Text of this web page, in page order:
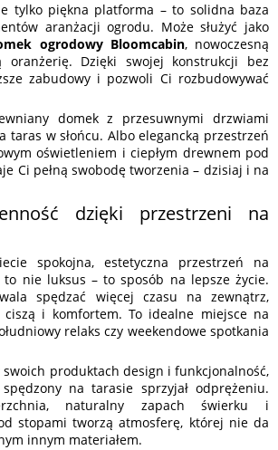
tylko piękna platforma – to solidna baza
aranżacji ogrodu. Może służyć jako
ogrodowy Bloomcabin, nowoczesną
oranżerię. Dzięki swojej konstrukcji bez
zabudowy i pozwoli Ci rozbudowywać
domek z przesuwnymi drzwiami
taras w słońcu. Albo elegancką przestrzeń
oświetleniem i ciepłym drewnem pod
Ci pełną swobodę tworzenia – dzisiaj i na
dzięki przestrzeni na
spokojna, estetyczna przestrzeń na
nie luksus – to sposób na lepsze życie.
spędzać więcej czasu na zewnątrz,
ciszą i komfortem. To idealne miejsce na
relaks czy weekendowe spotkania
swoich produktach design i funkcjonalność,
na tarasie sprzyjał odprężeniu.
naturalny zapach świerku i
stopami tworzą atmosferę, której nie da
innym materiałem.